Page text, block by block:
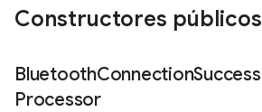
Constructores públicos
BluetoothConnectionSuccess
Processor